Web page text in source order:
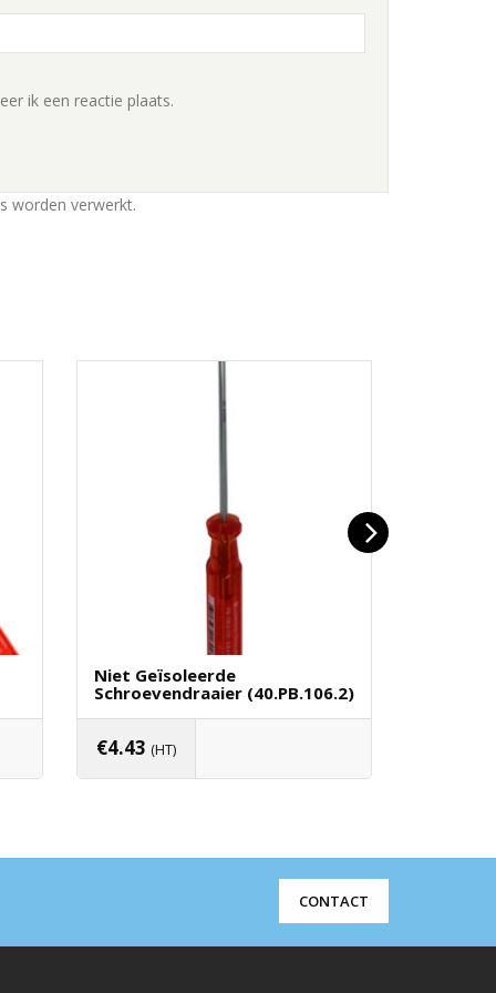
ik een reactie plaats.
worden verwerkt.
Niet Geïsoleerde
Schroevendraaier (40.PB.106.2)
€4.43 (HT)
CONTACT